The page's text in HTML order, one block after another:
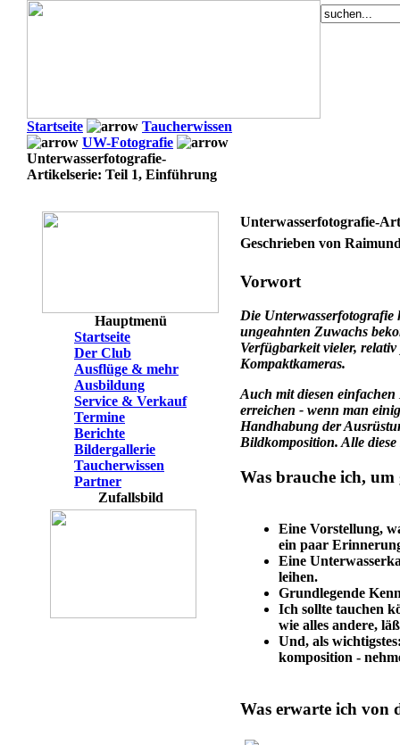
Startseite
Taucherwissen
UW-Fotografie
Unterwasserfotografie-
Artikelserie: Teil 1, Einführung
Hauptmenü
Startseite
Der Club
Ausflüge & mehr
Ausbildung
Service & Verkauf
Termine
Berichte
Bildergallerie
Taucherwissen
Partner
Zufallsbild
Unterwasserfotografie-
Geschrieben von
Vorwort
Die Unterwasserfotografie
ungeahnten Zuwachs
Verfügbarkeit vieler,
Kompaktkameras.
Auch mit diesen einfachen
erreichen - wenn man
Handhabung der
Bildkomposition. Alle
Was brauche ich,
Eine Vorstellung,
ein paar
Eine
leihen.
Grundlegende
Ich sollte tauchen
wie alles andere,
Und, als
komposition -
Was erwarte ich von